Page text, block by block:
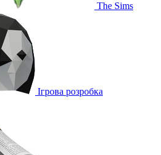
The Sims
Ігрова розробка